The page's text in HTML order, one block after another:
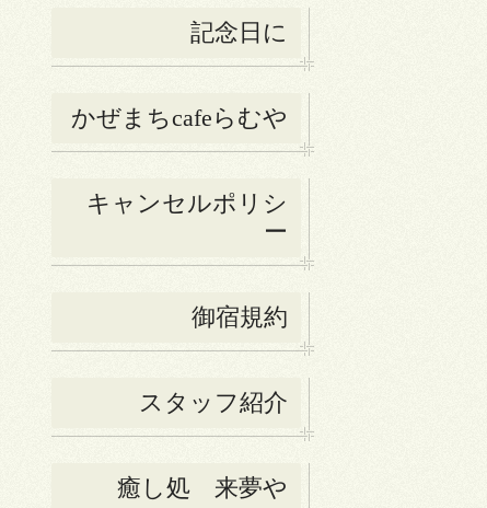
記念日に
かぜまちcafeらむや
キャンセルポリシ
ー
御宿規約
スタッフ紹介
癒し処 来夢や